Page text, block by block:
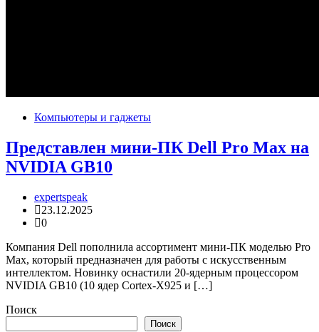
Компьютеры и гаджеты
Представлен мини-ПК Dell Pro Max на
NVIDIA GB10
expertspeak
23.12.2025
0
Компания Dell пополнила ассортимент мини-ПК моделью Pro
Max, который предназначен для работы с искусственным
интеллектом. Новинку оснастили 20-ядерным процессором
NVIDIA GB10 (10 ядер Cortex-X925 и […]
Поиск
Поиск